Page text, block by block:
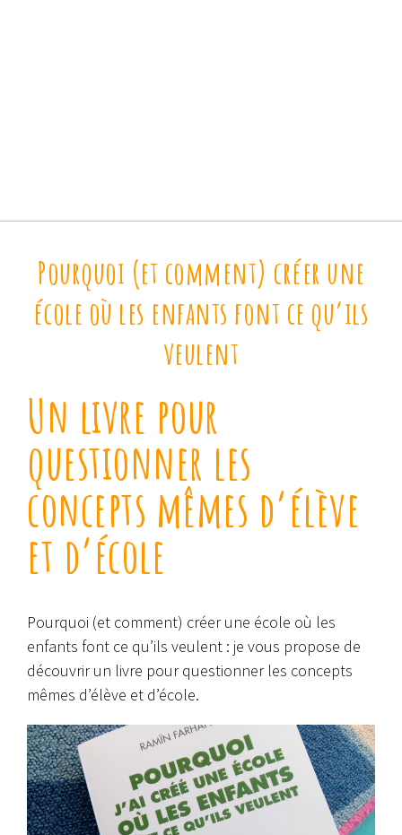
Pourquoi (et comment) créer une
école où les enfants font ce qu’ils
veulent
Un livre pour
questionner les
concepts mêmes d’élève
et d’école
Pourquoi (et comment) créer une école où les
enfants font ce qu’ils veulent : je vous propose de
découvrir un livre pour questionner les concepts
mêmes d’élève et d’école.